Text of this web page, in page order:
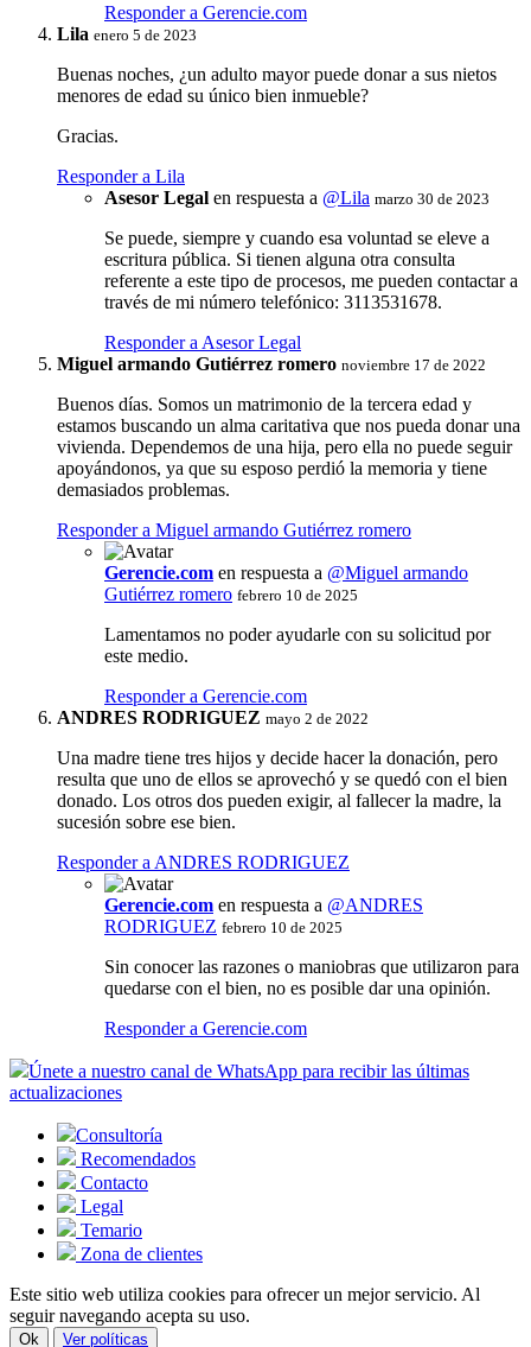
Responder a Gerencie.com
Lila enero 5 de 2023
Buenas noches, ¿un adulto mayor puede donar a sus nietos
menores de edad su único bien inmueble?
Gracias.
Responder a Lila
Asesor Legal en respuesta a @Lila marzo 30 de 2023
Se puede, siempre y cuando esa voluntad se eleve a
escritura pública. Si tienen alguna otra consulta
referente a este tipo de procesos, me pueden contactar a
través de mi número telefónico: 3113531678.
Responder a Asesor Legal
Miguel armando Gutiérrez romero noviembre 17 de 2022
Buenos días. Somos un matrimonio de la tercera edad y
estamos buscando un alma caritativa que nos pueda donar una
vivienda. Dependemos de una hija, pero ella no puede seguir
apoyándonos, ya que su esposo perdió la memoria y tiene
demasiados problemas.
Responder a Miguel armando Gutiérrez romero
Gerencie.com en respuesta a @Miguel armando
Gutiérrez romero febrero 10 de 2025
Lamentamos no poder ayudarle con su solicitud por
este medio.
Responder a Gerencie.com
ANDRES RODRIGUEZ mayo 2 de 2022
Una madre tiene tres hijos y decide hacer la donación, pero
resulta que uno de ellos se aprovechó y se quedó con el bien
donado. Los otros dos pueden exigir, al fallecer la madre, la
sucesión sobre ese bien.
Responder a ANDRES RODRIGUEZ
Gerencie.com en respuesta a @ANDRES
RODRIGUEZ febrero 10 de 2025
Sin conocer las razones o maniobras que utilizaron para
quedarse con el bien, no es posible dar una opinión.
Responder a Gerencie.com
Únete a nuestro canal de WhatsApp para recibir las últimas
actualizaciones
Consultoría
Recomendados
Contacto
Legal
Temario
Zona de clientes
Este sitio web utiliza cookies para ofrecer un mejor servicio. Al
seguir navegando acepta su uso.
Ok Ver políticas